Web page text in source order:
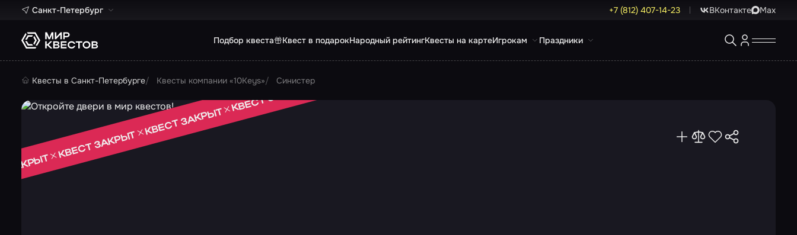
Санкт-Петербург +7 (812) 407-14-23 ВКонтакте Max
Подбор квеста Квест в подарокНародный рейтингКвесты на картеИгрокам Праздники
Квесты в Санкт-Петербурге Квесты компании «10Keys» Синистер
ЗАКРЫТ
КВЕСТ ЗАКРЫТ
КВЕСТ ЗАКРЫТ
КВЕСТ ЗАКРЫТ